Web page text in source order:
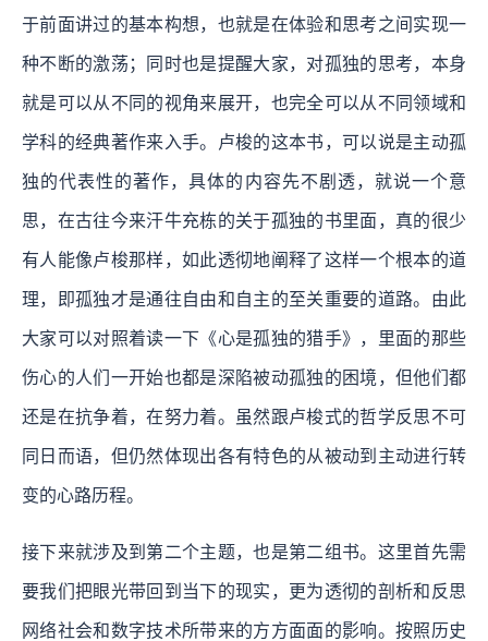
于前面讲过的基本构想，也就是在体验和思考之间实现一
种不断的激荡；同时也是提醒大家，对孤独的思考，本身
就是可以从不同的视角来展开，也完全可以从不同领域和
学科的经典著作来入手。卢梭的这本书，可以说是主动孤
独的代表性的著作，具体的内容先不剧透，就说一个意
思，在古往今来汗牛充栋的关于孤独的书里面，真的很少
有人能像卢梭那样，如此透彻地阐释了这样一个根本的道
理，即孤独才是通往自由和自主的至关重要的道路。由此
大家可以对照着读一下《心是孤独的猎手》，里面的那些
伤心的人们一开始也都是深陷被动孤独的困境，但他们都
还是在抗争着，在努力着。虽然跟卢梭式的哲学反思不可
同日而语，但仍然体现出各有特色的从被动到主动进行转
变的心路历程。
接下来就涉及到第二个主题，也是第二组书。这里首先需
要我们把眼光带回到当下的现实，更为透彻的剖析和反思
网络社会和数字技术所带来的方方面面的影响。 按照历史